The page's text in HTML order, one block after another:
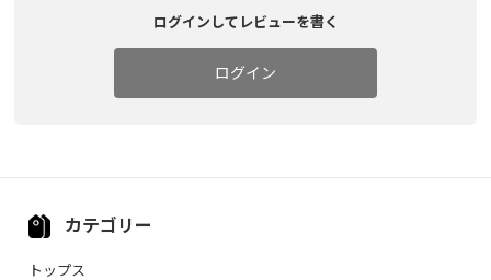
ログインしてレビューを書く
ログイン
カテゴリー
トップス